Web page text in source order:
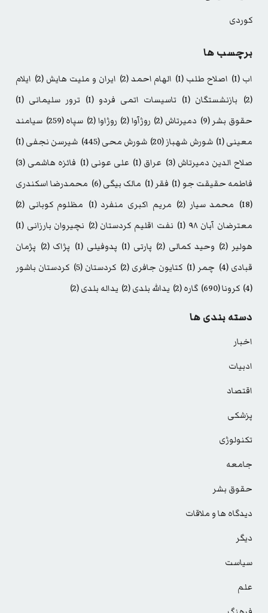
کوردی
برچسب ها
اب (1) اصلاح طلب (1) الهام احمد(2) ایران و ملیت هایش (2)
ایلام
(2)
بازنشستگان (1) تاسیسات اتمی فردو (1) ترور سلیمانی (1)
حقوق بشر (9) دمیرتاش (2) روژآوا(2) روژاوا(2) سپاه(259)
سیامند
معینی(1) شورش شهباز(20) شورش محی(445) شیرسن نجفی(1)
صلاح الدین دمیرتاش (3) عراق (1) علی عونی (1) فائزه هاشمی (3)
فاطمه حقیقت جو (1) فقر (1) مالک بیگی(6)
محمدرضا اسکندری
(18)
محمد سیار (2) مریم اکبری منفرد (1) مظلوم کوبانی (2)
معترضان آبان ۹۸
(1) نفت اقلیم کردستان (2) نچیروان بارزانی (1)
هولیر (2) وحید کمالی (2) پارتی (1) پدوفیلی (1) پژاک (2)
پژمان
قبادی (4) چمر (1) کتایون جافری (2) کردستان (5)
کردستان باشور
(4)
کرونا(690) گاره(2) یدالله بلدی(2) یداله بلدی(2)
دسته بندی ها
اخبار
ادبیات
اقتصاد
پزشکی
تکنولوژی
جامعه
حقوق بشر
دیدگاه ها و ملاقات
دیگر
سیاست
علم